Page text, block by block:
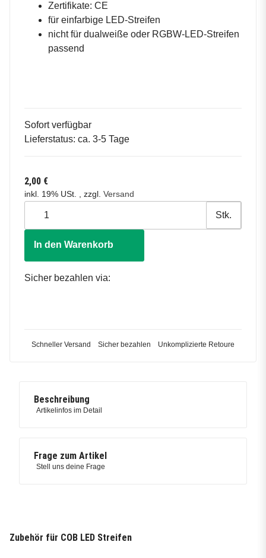
Zertifikate: CE
für einfarbige LED-Streifen
nicht für dualweiße oder RGBW-LED-Streifen
passend
Sofort verfügbar
Lieferstatus: ca. 3-5 Tage
2,00 €
inkl. 19% USt. , zzgl. Versand
Stk.
In den Warenkorb
Sicher bezahlen via:
Schneller Versand Sicher bezahlen Unkomplizierte Retoure
Beschreibung
Artikelinfos im Detail
Frage zum Artikel
Stell uns deine Frage
Zubehör für COB LED Streifen